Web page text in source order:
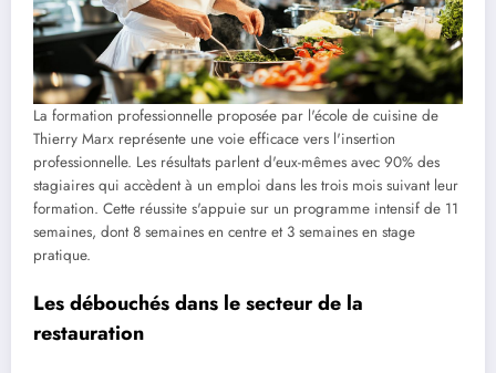
La formation professionnelle proposée par l'école de cuisine de
Thierry Marx représente une voie efficace vers l'insertion
professionnelle. Les résultats parlent d'eux-mêmes avec 90% des
stagiaires qui accèdent à un emploi dans les trois mois suivant leur
formation. Cette réussite s'appuie sur un programme intensif de 11
semaines, dont 8 semaines en centre et 3 semaines en stage
pratique.
Les débouchés dans le secteur de la
restauration